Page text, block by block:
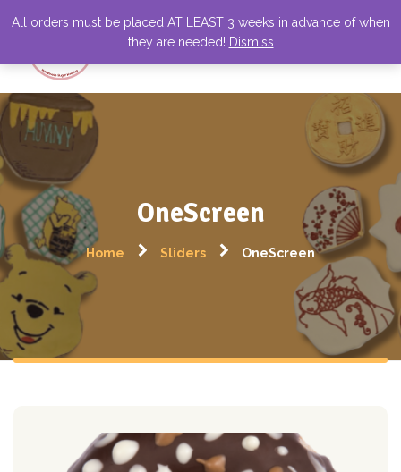
OneScreen
Home Sliders OneScreen
All orders must be placed AT LEAST 3 weeks in advance of when
they are needed! Dismiss